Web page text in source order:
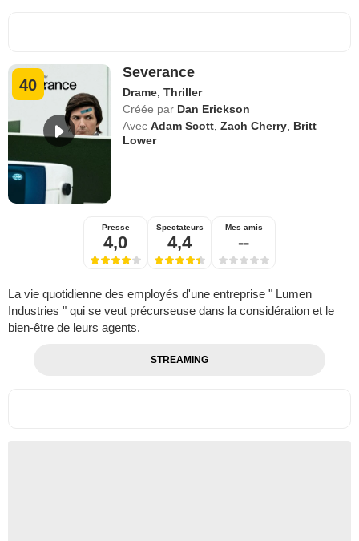
40
Severance
Drame ,Thriller
Créée par Dan Erickson
Avec Adam Scott ,Zach Cherry Britt
Lower
Presse
4,0
Spectateurs
4,4
Mes amis
--
La vie quotidienne des employés d'une entreprise " Lumen
Industries " qui se veut précurseuse dans la considération et le
bien-être de leurs agents.
STREAMING